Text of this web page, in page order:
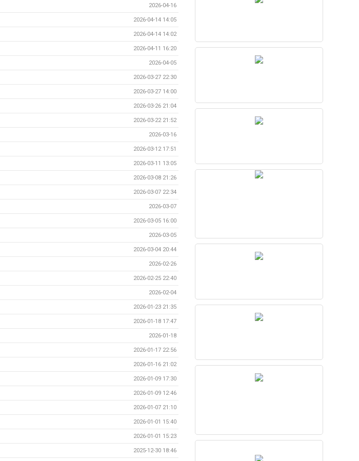
2026-04-16
2026-04-14 14:05
2026-04-14 14:02
2026-04-11 16:20
2026-04-05
2026-03-27 22:30
2026-03-27 14:00
2026-03-26 21:04
2026-03-22 21:52
2026-03-16
2026-03-12 17:51
2026-03-11 13:05
2026-03-08 21:26
2026-03-07 22:34
2026-03-07
2026-03-05 16:00
2026-03-05
2026-03-04 20:44
2026-02-26
2026-02-25 22:40
2026-02-04
2026-01-23 21:35
2026-01-18 17:47
2026-01-18
2026-01-17 22:56
2026-01-16 21:02
2026-01-09 17:30
2026-01-09 12:46
2026-01-07 21:10
2026-01-01 15:40
2026-01-01 15:23
2025-12-30 18:46